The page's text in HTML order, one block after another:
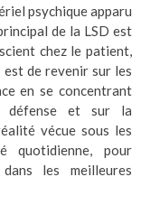
psychique apparu
de la LSD est
chez le patient,
est de revenir sur les
en se concentrant
défense et sur la
vécue sous les
quotidienne, pour
les meilleures